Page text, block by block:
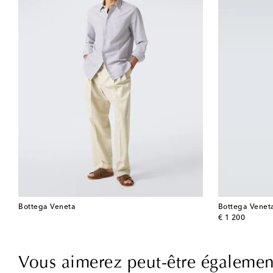
Bottega Veneta
Bottega
€ 1 200
original price
Vous aimerez peut-être